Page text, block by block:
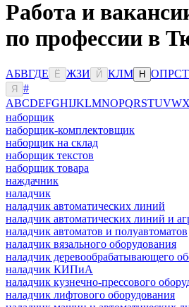
Работа и
по профессии в
АБВГДЕ Ё ЖЗИ Й КЛМ Н ОПРСТ
Я
#
ABCDEFGHIJKLMNOPQRSTUVWX
наборщик
наборщик-комплектовщик
наборщик на склад
наборщик текстов
наборщик товара
наждачник
наладчик
наладчик автоматических линий
наладчик автоматических линий и
наладчик автоматов и полуавтоматов
наладчик вязального оборудования
наладчик деревообрабатывающего
наладчик КИПиА
наладчик кузнечно-прессового
наладчик лифтового оборудования